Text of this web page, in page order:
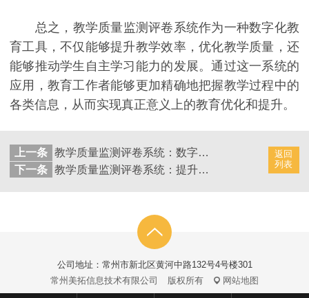
总之，教学质量监测评卷系统作为一种数字化教
育工具，不仅能够提升教学效率，优化教学质量，还
能够推动学生自主学习能力的发展。通过这一系统的
应用，教育工作者能够更加精确地把握教学过程中的
各类信息，从而实现真正意义上的教育优化和提升。
返回
列表
上一条
教学质量监测评卷系统：数字学习时代的评估演进
下一条
教学质量监测评卷系统：提升学生学习体验的利器
公司地址：常州市新北区黄河中路132号4号楼301
常州美拓信息技术有限公司
版权所有 网站地图